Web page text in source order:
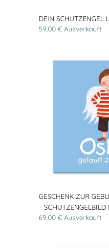
DEIN SCHUTZENGEL
59,00 € Ausverkauft
GESCHENK ZUR
–
69,00 € Ausverkauft